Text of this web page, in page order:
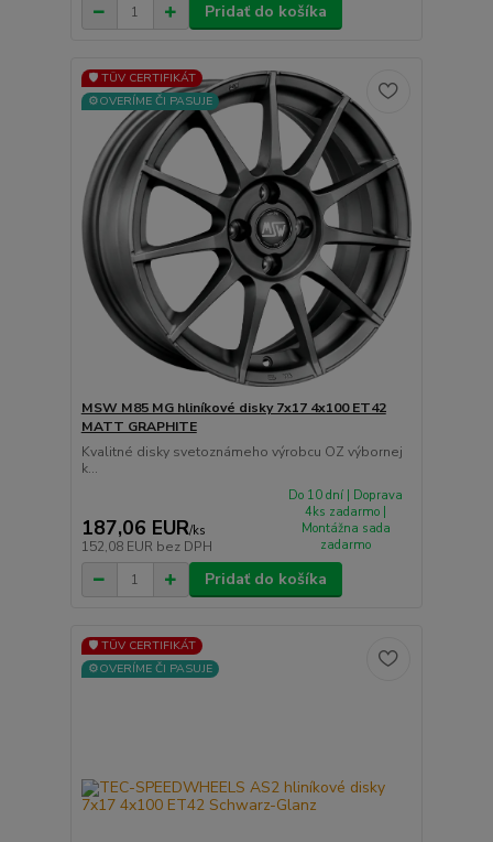
Pridať do košíka
🛡️ TÜV CERTIFIKÁT
⚙️OVERÍME ČI PASUJE
MSW M85 MG hliníkové disky 7x17 4x100 ET42
MATT GRAPHITE
Kvalitné disky svetoznámeho výrobcu OZ výbornej
k...
187,06 EUR/ks
152,08 EUR bez DPH
Do 10 dní | Doprava
4ks zadarmo |
Montážna sada
zadarmo
Pridať do košíka
🛡️ TÜV CERTIFIKÁT
⚙️OVERÍME ČI PASUJE